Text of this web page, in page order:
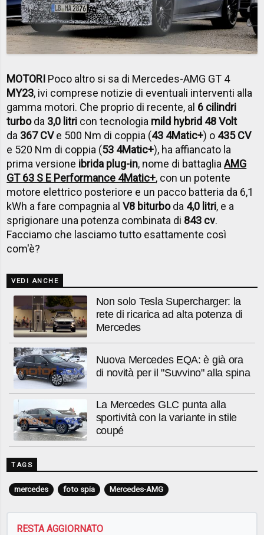
MOTORI Poco altro si sa di Mercedes-AMG GT 4
MY23, ivi comprese notizie di eventuali interventi alla
gamma motori. Che proprio di recente, al 6 cilindri
turboda 3,0 litri con tecnologia mild hybrid 48 Volt
da 367 CVe 500 Nm di coppia (43 4Matic+) o 435 CV
e 520 Nm di coppia (53 4Matic+), ha affiancato la
prima versione ibrida plug-in, nome di battagliaAMG
GT 63 S E Performance 4Matic+, con un potente
motore elettrico posteriore e un pacco batteria da 6,1
kWh a fare compagnia alV8 biturboda 4,0 litri, e a
sprigionare una potenza combinata di 843 cv.
Facciamo che lasciamo tutto esattamente così
com'è?
VEDI ANCHE
Non solo Tesla Supercharger: la
rete di ricarica ad alta potenza di
Mercedes
Nuova Mercedes EQA: è già ora
di novità per il "Suvvino" alla spina
La Mercedes GLC punta alla
sportività con la variante in stile
coupé
TAGS
mercedes foto spia Mercedes-AMG
RESTA AGGIORNATO